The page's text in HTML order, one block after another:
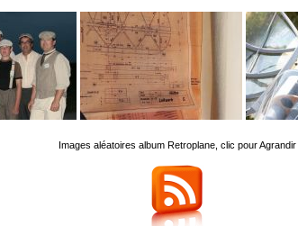
Images aléatoires album Retroplane, clic pour Agrandir